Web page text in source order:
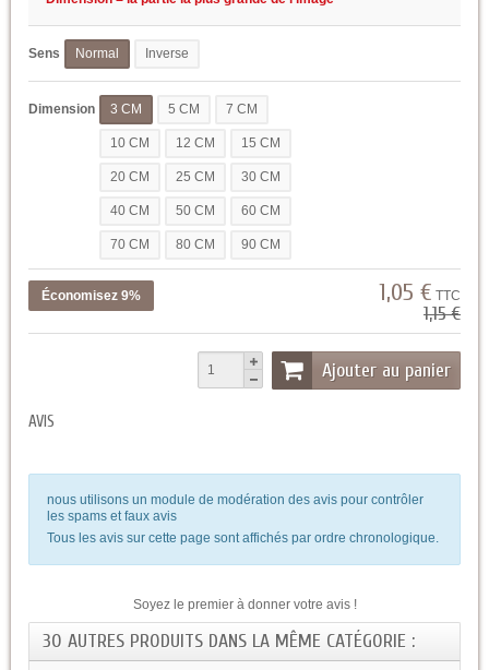
Sens Normal Inverse
Dimension 3 CM 5 CM 7 CM
10 CM 12 CM 15 CM
20 CM 25 CM 30 CM
40 CM 50 CM 60 CM
70 CM 80 CM 90 CM
Économisez 9% 1,05 € TTC
1,15 €
Ajouter au panier
AVIS
nous utilisons un module de modération des avis pour contrôler
les spams et faux avis
Tous les avis sur cette page sont affichés par ordre chronologique.
Soyez le premier à donner votre avis !
30 AUTRES PRODUITS DANS LA MÊME CATÉGORIE :